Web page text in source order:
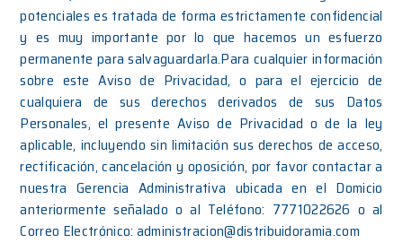
potenciales es tratada de forma estrictamente confidencial
y es muy importante por lo que hacemos un esfuerzo
permanente para salvaguardarla.Para cualquier información
sobre este Aviso de Privacidad, o para el ejercicio de
cualquiera de sus derechos derivados de sus Datos
Personales, el presente Aviso de Privacidad o de la ley
aplicable, incluyendo sin limitación sus derechos de acceso,
rectificación, cancelación y oposición, por favor contactar a
nuestra Gerencia Administrativa ubicada en el Domicio
anteriormente señalado o al Teléfono: 7771022626 o al
Correo Electrónico: administracion@distribuidoramia.com